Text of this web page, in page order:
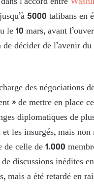
5000 talibans en
le 10 mars, avant
décider de l’avenir
des négociations
» de mettre en place
diplomatiques de
et les insurgés, mais
celle de 1.000
discussions inédites
mais a été retardé en